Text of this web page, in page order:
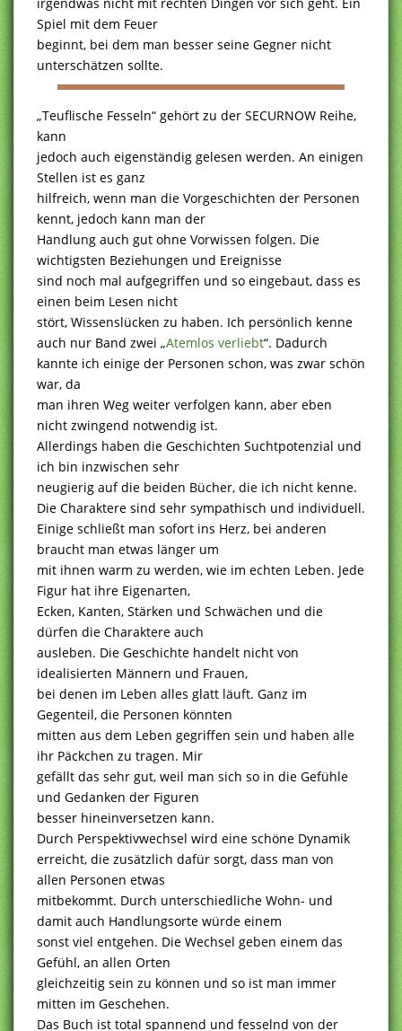
Spiel mit dem Feuer
beginnt, bei dem man besser seine Gegner nicht
unterschätzen sollte.
„Teuflische Fesseln“ gehört zu der SECURNOW Reihe,
kann
jedoch auch eigenständig gelesen werden. An einigen
Stellen ist es ganz
hilfreich, wenn man die Vorgeschichten der Personen
kennt, jedoch kann man der
Handlung auch gut ohne Vorwissen folgen. Die
wichtigsten Beziehungen und Ereignisse
sind noch mal aufgegriffen und so eingebaut, dass es
einen beim Lesen nicht
stört, Wissenslücken zu haben. Ich persönlich kenne
auch nur Band zwei „Atemlos verliebt“. Dadurch
kannte ich einige der Personen schon, was zwar schön
war, da
man ihren Weg weiter verfolgen kann, aber eben
nicht zwingend notwendig ist.
Allerdings haben die Geschichten Suchtpotenzial und
ich bin inzwischen sehr
neugierig auf die beiden Bücher, die ich nicht kenne.
Die Charaktere sind sehr sympathisch und individuell.
Einige schließt man sofort ins Herz, bei anderen
braucht man etwas länger um
mit ihnen warm zu werden, wie im echten Leben. Jede
Figur hat ihre Eigenarten,
Ecken, Kanten, Stärken und Schwächen und die
dürfen die Charaktere auch
ausleben. Die Geschichte handelt nicht von
idealisierten Männern und Frauen,
bei denen im Leben alles glatt läuft. Ganz im
Gegenteil, die Personen könnten
mitten aus dem Leben gegriffen sein und haben alle
ihr Päckchen zu tragen. Mir
gefällt das sehr gut, weil man sich so in die Gefühle
und Gedanken der Figuren
besser hineinversetzen kann.
Durch Perspektivwechsel wird eine schöne Dynamik
erreicht, die zusätzlich dafür sorgt, dass man von
allen Personen etwas
mitbekommt. Durch unterschiedliche Wohn- und
damit auch Handlungsorte würde einem
sonst viel entgehen. Die Wechsel geben einem das
Gefühl, an allen Orten
gleichzeitig sein zu können und so ist man immer
mitten im Geschehen.
Das Buch ist total spannend und fesselnd von der